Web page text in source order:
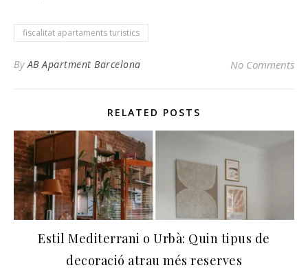
fiscalitat apartaments turistics
ByAB Apartment Barcelona No Comments
RELATED POSTS
Estil Mediterrani o Urbà: Quin tipus de
decoració atrau més reserves